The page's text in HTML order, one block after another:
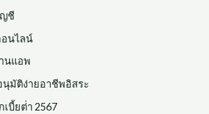
ญชี
อนไลน์
นแอพ
มัติง่ายอาชีพอิสระ
บี้ยต่ํา 2567